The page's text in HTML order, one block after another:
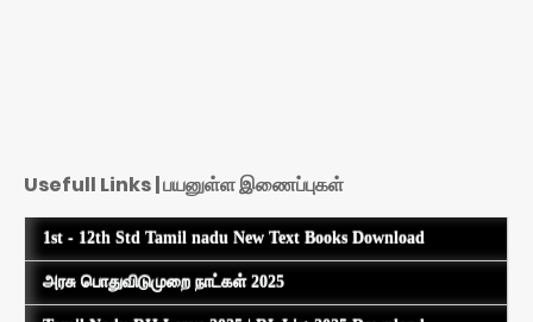
Usefull Links | பயனுள்ள இணைப்புகள்
1st - 12th Std Tamil nadu New Text Books Download
அரசு பொதுவிடுமுறை நாட்கள் 2025